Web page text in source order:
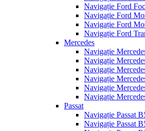
Navigație Ford
Navigație Ford
Navigație Ford
Navigație Ford
Mercedes
Navigație
Navigație
Navigație
Navigație
Navigație
Navigație
Passat
Navigație Passat
Navigație Passat